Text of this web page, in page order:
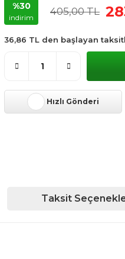
%30
indirim
405,00 TL
36,86 TL den başlayan
Hızlı Gönderi
Taksit